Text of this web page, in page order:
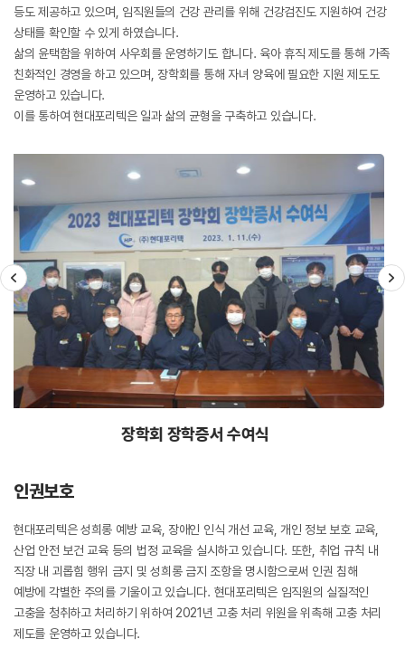
등도 제공하고 있으며, 임직원들의 건강 관리를 위해 건강검진도 지원하여 건강
상태를 확인할 수 있게 하였습니다.
삶의 윤택함을 위하여 사우회를 운영하기도 합니다. 육아 휴직 제도를 통해 가족
친화적인 경영을 하고 있으며, 장학회를 통해 자녀 양육에 필요한 지원 제도도
운영하고 있습니다.
이를 통하여 현대포리텍은 일과 삶의 균형을 구축하고 있습니다.
제 1회 다자녀 지원금 수여식
인권보호
현대포리텍은 성희롱 예방 교육, 장애인 인식 개선 교육, 개인 정보 보호 교육,
산업 안전 보건 교육 등의 법정 교육을 실시하고 있습니다. 또한, 취업 규칙 내
직장 내 괴롭힘 행위 금지 및 성희롱 금지 조항을 명시함으로써 인권 침해
예방에 각별한 주의를 기울이고 있습니다. 현대포리텍은 임직원의 실질적인
고충을 청취하고 처리하기 위하여 2021년 고충 처리 위원을 위촉해 고충 처리
제도를 운영하고 있습니다.